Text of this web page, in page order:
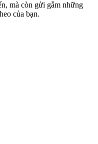
mà còn gửi gắm những
của bạn.